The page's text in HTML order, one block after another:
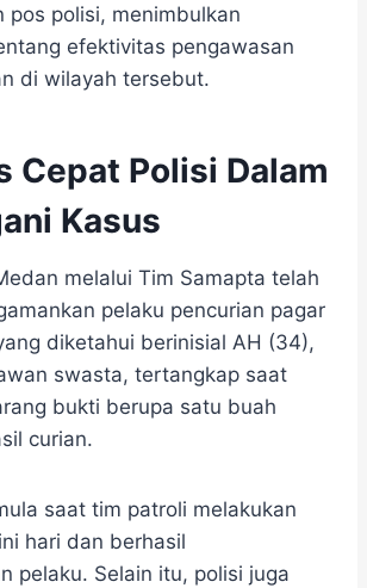
pos polisi, menimbulkan
efektivitas pengawasan
di wilayah tersebut.
Cepat Polisi Dalam
Kasus
melalui Tim Samapta telah
pelaku pencurian pagar
diketahui berinisial AH (34),
swasta, tertangkap saat
bukti berupa satu buah
curian.
saat tim patroli melakukan
hari dan berhasil
pelaku. Selain itu, polisi juga